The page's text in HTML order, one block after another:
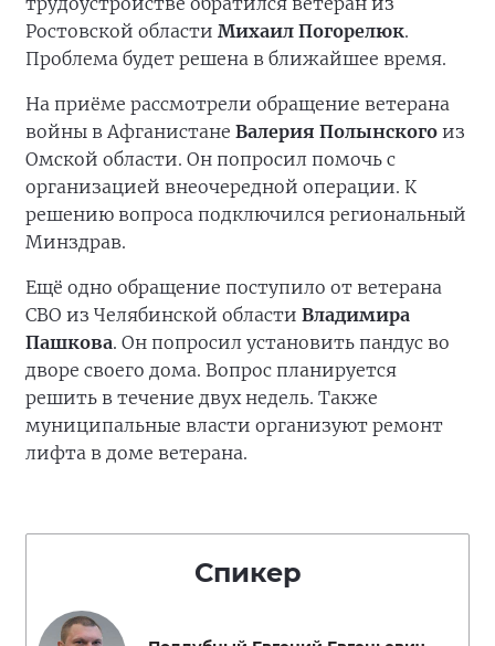
Ростовской области Михаил Погорелюк.
Проблема будет решена в ближайшее время.
На приёме рассмотрели обращение ветерана
войны в Афганистане Валерия Полынского из
Омской области. Он попросил помочь с
организацией внеочередной операции. К
решению вопроса подключился региональный
Минздрав.
Ещё одно обращение поступило от ветерана
СВО из Челябинской области Владимира
Пашкова. Он попросил установить пандус во
дворе своего дома. Вопрос планируется
решить в течение двух недель. Также
муниципальные власти организуют ремонт
лифта в доме ветерана.
Спикер